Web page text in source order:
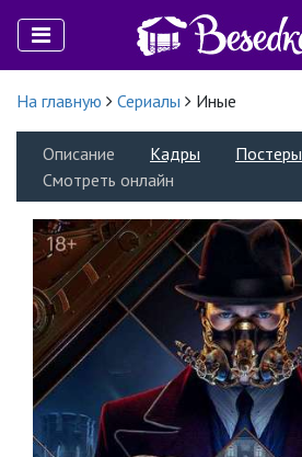
На главную Сериалы Иные
Описание Кадры Постеры
Смотреть онлайн